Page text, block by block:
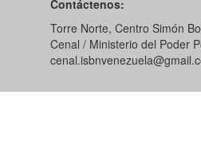
Contáctenos:
Torre Norte, Centro Simón
Cenal / Ministerio del Poder